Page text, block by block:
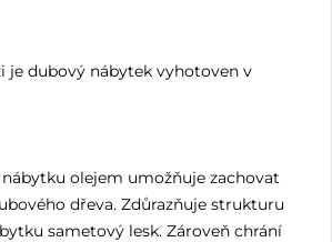
je dubový nábytek vyhotoven v
olejem umožňuje zachovat
dřeva. Zdůrazňuje strukturu
sametový lesk. Zároveň chrání